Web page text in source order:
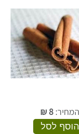
המחיר:8
₪
הוסף לסל